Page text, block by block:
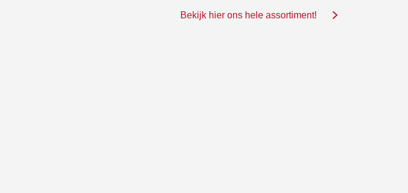
Bekijk hier ons hele assortiment!